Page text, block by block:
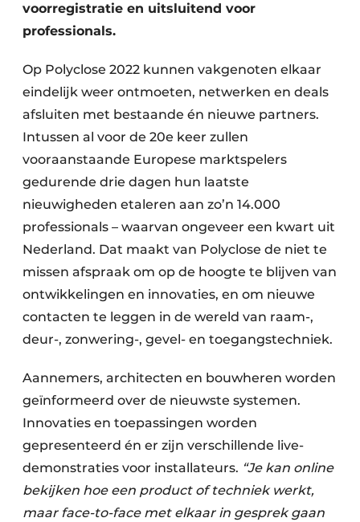
Toegangscontrole
Veiligheid & Opleiding
Zonwering
voorregistratie en uitsluitend voor
professionals.
Op Polyclose 2022 kunnen vakgenoten elkaar
eindelijk weer ontmoeten, netwerken en deals
afsluiten met bestaande én nieuwe partners.
Intussen al voor de 20e keer zullen
vooraanstaande Europese marktspelers
gedurende drie dagen hun laatste
nieuwigheden etaleren aan zo’n 14.000
professionals – waarvan ongeveer een kwart uit
Nederland. Dat maakt van Polyclose de niet te
missen afspraak om op de hoogte te blijven van
ontwikkelingen en innovaties, en om nieuwe
contacten te leggen in de wereld van raam-,
deur-, zonwering-, gevel- en toegangstechniek.
Aannemers, architecten en bouwheren worden
geïnformeerd over de nieuwste systemen.
Innovaties en toepassingen worden
gepresenteerd én er zijn verschillende live-
demonstraties voor installateurs. “Je kan online
bekijken hoe een product of techniek werkt,
maar face-to-face met elkaar in gesprek gaan